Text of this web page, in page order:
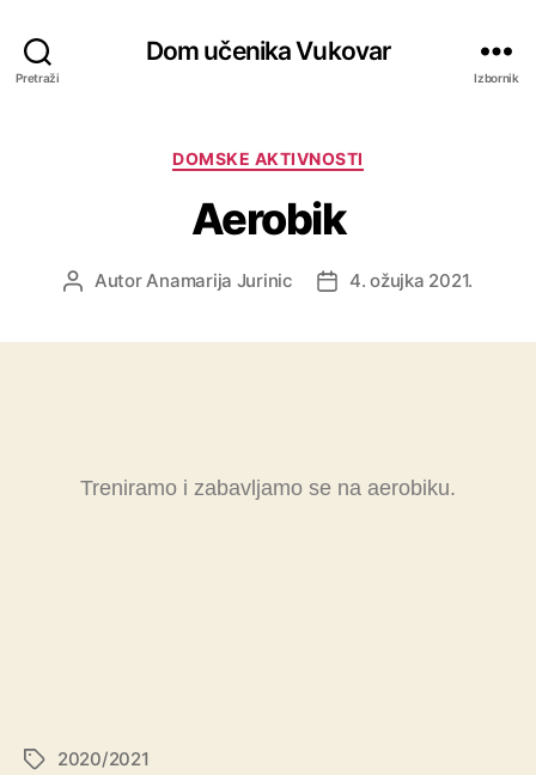
Pretraži
Dom učenika Vukovar
Izbornik
DOMSKE AKTIVNOSTI
Aerobik
Autor Anamarija Jurinic 4. ožujka 2021.
Treniramo i zabavljamo se na aerobiku.
2020/2021